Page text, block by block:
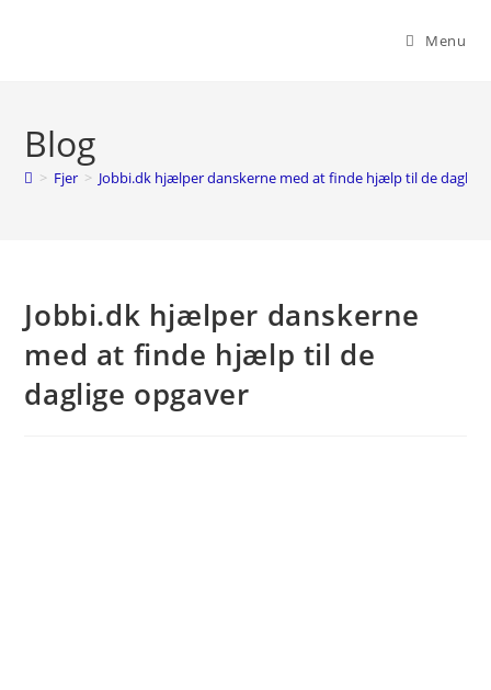
Menu
Blog
> Fjer > Jobbi.dk hjælper danskerne med at finde hjælp til de daglige
Jobbi.dk hjælper danskerne
med at finde hjælp til de
daglige opgaver